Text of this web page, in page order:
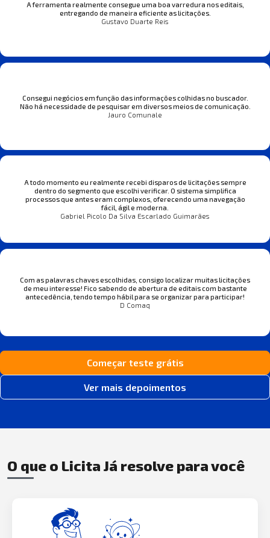
A ferramenta realmente consegue uma boa varredura nos editais,
entregando de maneira eficiente as licitações.
Gustavo Duarte Reis
Consegui negócios em função das informações colhidas no buscador.
Não há necessidade de pesquisar em diversos meios de comunicação.
Jauro Comunale
A todo momento eu realmente recebi disparos de licitações sempre
dentro do segmento que escolhi verificar. O sistema simplifica
processos que antes eram complexos, oferecendo uma navegação
fácil, ágil e moderna.
Gabriel Picolo Da Silva Escarlado Guimarães
Com as palavras chaves escolhidas, consigo localizar muitas licitações
de meu interesse! Fico sabendo de abertura de editais com bastante
antecedência, tendo tempo hábil para se organizar para participar!
D Comaq
Começar teste grátis
Ver mais depoimentos
O que o Licita Já resolve para você